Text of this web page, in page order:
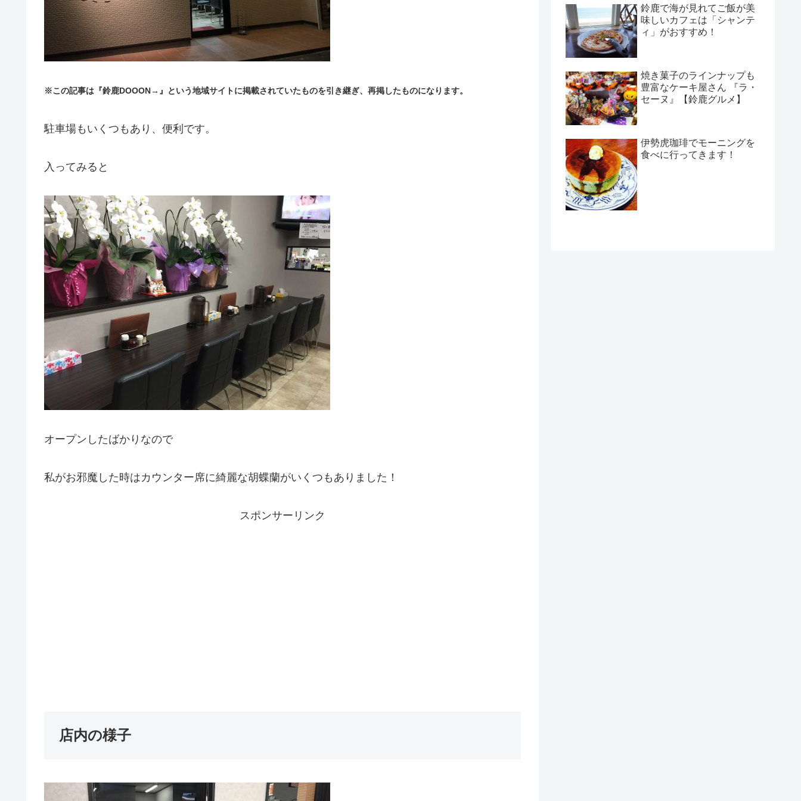
※この記事は『鈴鹿DOOON→』という地域サイトに掲載されていたものを引き継ぎ、再掲したものになります。
駐車場もいくつもあり、便利です。
入ってみると
オープンしたばかりなので
私がお邪魔した時はカウンター席に綺麗な胡蝶蘭がいくつもありました！
スポンサーリンク
店内の様子
鈴鹿で海が見れてご飯が美
味しいカフェは「シャンテ
ィ」がおすすめ！
焼き菓子のラインナップも
豊富なケーキ屋さん 『ラ・
セーヌ』【鈴鹿グルメ】
伊勢虎珈琲でモーニングを
食べに行ってきます！